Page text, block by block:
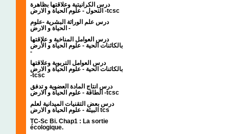
درس الكرانيتية وعلاقتها بظاهرة
التحول - علوم الحياة و الارض -tcsc
درس علم الوراثة البشرية -علوم
الحياة و الارض -
درس العوامل المناخية و علاقتها
بالكائنات الحية - علوم الحياة و الأرض
-
درس العوامل التربوية وعلاقتها
بالكائنات الحية - علوم الحياة و الارض
-tcsc
درس انتاج المادة العضوية و تدفق
الطاقة - علوم الحياة و الارض -tcsc
درس بعض التقنيات الميدانية لعلم
البيئة - علوم الحياة و الارض tcs
TC-Sc Bi. Chap1 : La sortie
écologique.